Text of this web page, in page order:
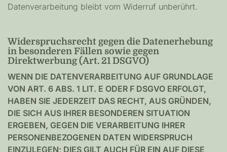
Datenverarbeitung bleibt vom Widerruf unberührt.
Widerspruchsrecht gegen die Datenerhebung
in besonderen Fällen sowie gegen
Direktwerbung (Art. 21 DSGVO)
WENN DIE DATENVERARBEITUNG AUF GRUNDLAGE
VON ART. 6 ABS. 1 LIT. E ODER F DSGVO ERFOLGT,
HABEN SIE JEDERZEIT DAS RECHT, AUS GRÜNDEN,
DIE SICH AUS IHRER BESONDEREN SITUATION
ERGEBEN, GEGEN DIE VERARBEITUNG IHRER
PERSONENBEZOGENEN DATEN WIDERSPRUCH
EINZULEGEN; DIES GILT AUCH FÜR EIN AUF DIESE